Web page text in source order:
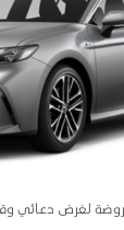
لغرض دعائي